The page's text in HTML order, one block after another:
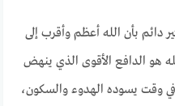
دائم بأن الله أعظم وأقرب إلى
هو الدافع الأقوى الذي ينهض
وقت يسوده الهدوء والسكون،